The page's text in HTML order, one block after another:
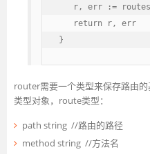
r, err :=
   return r, err
}
router需要一个类型来保存路由
类型对象，route类型：
path string //路由的路径
method string //方法名